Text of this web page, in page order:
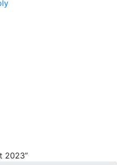
2023”